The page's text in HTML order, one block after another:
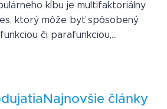
kĺbu je multifaktoriálny
ktorý môže byť spôsobený
či parafunkciou,…
Najnovšie články